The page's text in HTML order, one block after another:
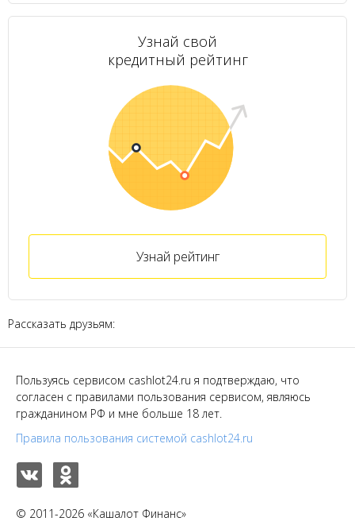
Узнай свой
кредитный рейтинг
Узнай рейтинг
Рассказать друзьям:
Пользуясь сервисом cashlot24.ru я подтверждаю, что
согласен с правилами пользования сервисом, являюсь
гражданином РФ и мне больше 18 лет.
Правила пользования системой cashlot24.ru
© 2011-2026 «Кашалот Финанс»